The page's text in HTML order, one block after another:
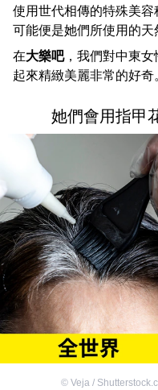
使用世代相傳的特殊美容
可能便是她們所使用的天
在大樂吧，我們對中東
起來精緻美麗非常的好奇
她們會用指甲
© Veja /